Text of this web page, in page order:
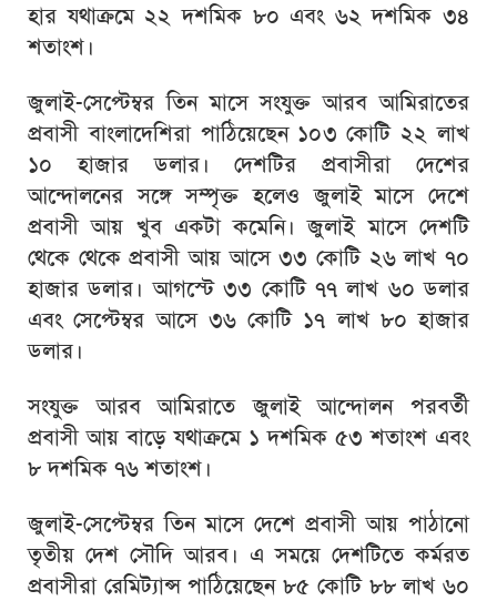
হার যথাক্রমে ২২ দশমিক ৮০ এবং ৬২ দশমিক ৩৪
শতাংশ।
জুলাই-সেপ্টেম্বর তিন মাসে সংযুক্ত আরব আমিরাতের
প্রবাসী বাংলাদেশিরা পাঠিয়েছেন ১০৩ কোটি ২২ লাখ
১০ হাজার ডলার। দেশটির প্রবাসীরা দেশের
আন্দোলনের সঙ্গে সম্পৃক্ত হলেও জুলাই মাসে দেশে
প্রবাসী আয় খুব একটা কমেনি। জুলাই মাসে দেশটি
থেকে থেকে প্রবাসী আয় আসে ৩৩ কোটি ২৬ লাখ ৭০
হাজার ডলার। আগস্টে ৩৩ কোটি ৭৭ লাখ ৬০ ডলার
এবং সেপ্টেম্বর আসে ৩৬ কোটি ১৭ লাখ ৮০ হাজার
ডলার।
সংযুক্ত আরব আমিরাতে জুলাই আন্দোলন পরবর্তী
প্রবাসী আয় বাড়ে যথাক্রমে ১ দশমিক ৫৩ শতাংশ এবং
৮ দশমিক ৭৬ শতাংশ।
জুলাই-সেপ্টেম্বর তিন মাসে দেশে প্রবাসী আয় পাঠানো
তৃতীয় দেশ সৌদি আরব। এ সময়ে দেশটিতে কর্মরত
প্রবাসীরা রেমিট্যান্স পাঠিয়েছেন ৮৫ কোটি ৮৮ লাখ ৬০